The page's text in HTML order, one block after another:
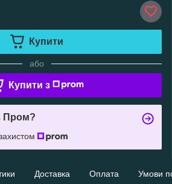
Купити
або
Купити з
Пром?
Доставка Оплата Умови